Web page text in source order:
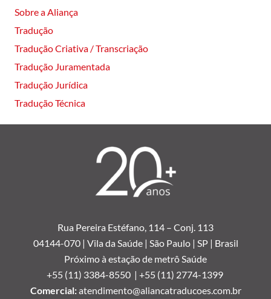
Sobre a Aliança
Tradução
Tradução Criativa / Transcriação
Tradução Juramentada
Tradução Jurídica
Tradução Técnica
Rua Pereira Estéfano, 114 – Conj. 113
04144-070 | Vila da Saúde | São Paulo | SP | Brasil
Próximo à estação de metrô Saúde
+55 (11) 3384-8550 | +55 (11) 2774-1399
Comercial:atendimento@aliancatraducoes.com.br